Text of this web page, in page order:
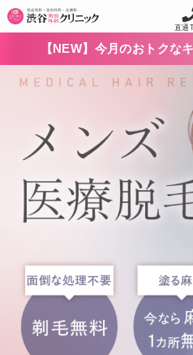
直通
【NEW】今月のおトクな
渋谷美容外科クリニックHOME 施術一覧